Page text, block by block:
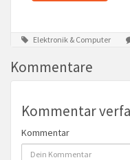
Elektronik & Computer
Kommentare
Kommentar
Kommentar